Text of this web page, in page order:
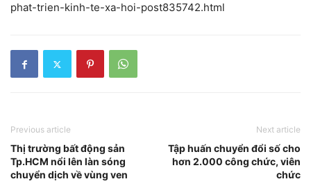
phat-trien-kinh-te-xa-hoi-post835742.html
Previous article
Thị trường bất động sản
Tp.HCM nổi lên làn sóng
chuyển dịch về vùng ven
Next article
Tập huấn chuyển đổi số cho
hơn 2.000 công chức, viên
chức